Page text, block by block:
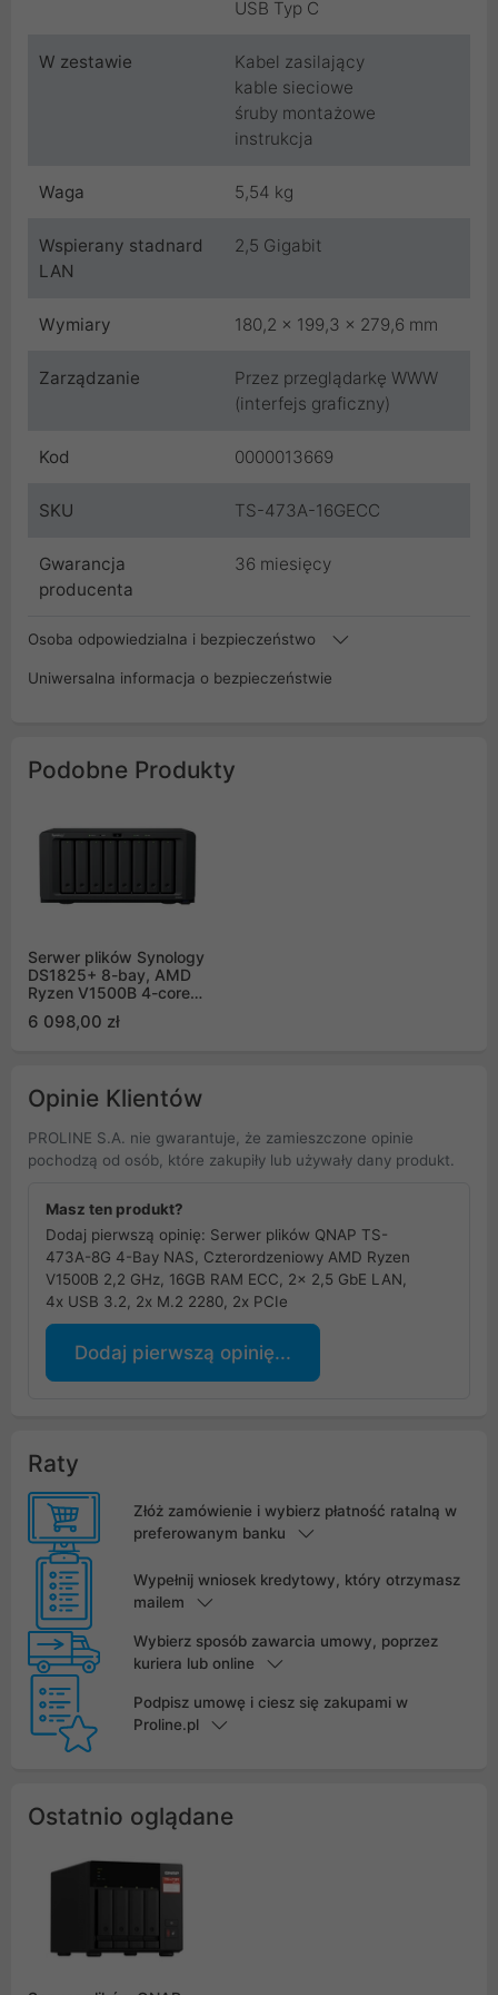
USB Typ C
W zestawie
Kabel zasilający
kable sieciowe
śruby montażowe
instrukcja
Waga 5,54 kg
Wspierany stadnard
LAN
2,5 Gigabit
Wymiary 180,2 × 199,3 × 279,6 mm
Zarządzanie
Przez przeglądarkę WWW
(interfejs graficzny)
Kod 0000013669
SKU TS-473A-16GECC
Gwarancja
producenta
36 miesięcy
Osoba odpowiedzialna i bezpieczeństwo
Uniwersalna informacja o bezpieczeństwie
Podobne Produkty
Serwer plików Synology
DS1825+ 8-bay, AMD
Ryzen V1500B 4-core
ECC, 2 (NVMe) 2x2,5
6 098,00 zł
Opinie Klientów
PROLINE S.A. nie gwarantuje, że zamieszczone opinie
pochodzą od osób, które zakupiły lub używały dany produkt.
Masz ten produkt?
Dodaj pierwszą opinię: Serwer plików QNAP TS-
473A-8G 4-Bay NAS, Czterordzeniowy AMD Ryzen
V1500B 2,2 GHz, 16GB RAM ECC, 2x 2,5 GbE LAN,
4x USB 3.2, 2x M.2 2280, 2x PCIe
Dodaj pierwszą opinię...
Raty
Złóż zamówienie i wybierz płatność ratalną w
preferowanym banku
Wypełnij wniosek kredytowy, który otrzymasz
mailem
Wybierz sposób zawarcia umowy, poprzez
kuriera lub online
Podpisz umowę i ciesz się zakupami w
Proline.pl
Ostatnio oglądane